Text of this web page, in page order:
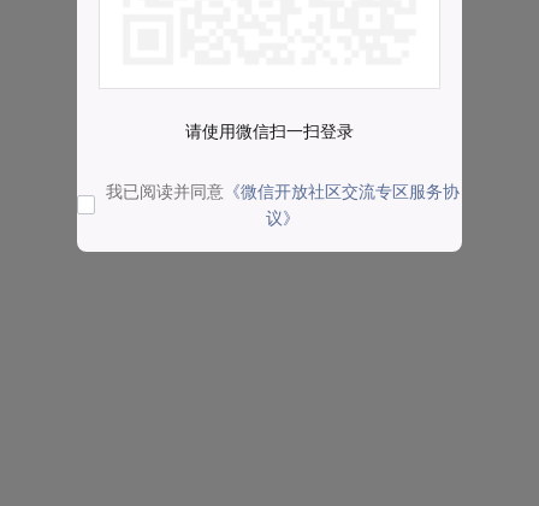
请使用微信扫一扫登录
我已阅读并同意 《微信开放社区交流专区服务协
议》